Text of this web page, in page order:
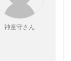
神童守さん